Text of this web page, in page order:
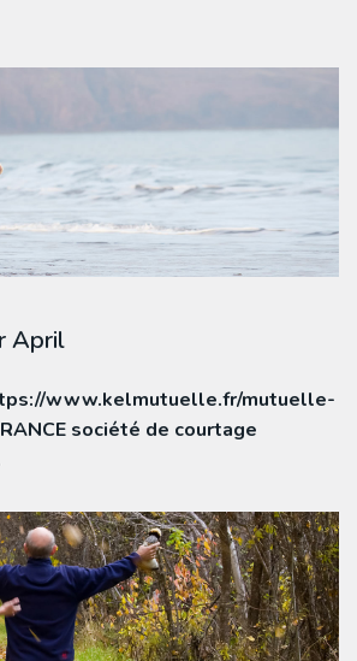
April
www.kelmutuelle.fr/mutuelle-
société de courtage